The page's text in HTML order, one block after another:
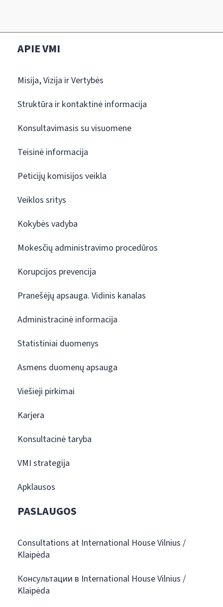
APIE VMI
Misija, Vizija ir Vertybės
Struktūra ir kontaktinė informacija
Konsultavimasis su visuomene
Teisinė informacija
Peticijų komisijos veikla
Veiklos sritys
Kokybės vadyba
Mokesčių administravimo procedūros
Korupcijos prevencija
Pranešėjų apsauga. Vidinis kanalas
Administracinė informacija
Statistiniai duomenys
Asmens duomenų apsauga
Viešieji pirkimai
Karjera
Konsultacinė taryba
VMI strategija
Apklausos
PASLAUGOS
Consultations at International House Vilnius /
Klaipėda
Консультации в International House Vilnius /
Klaipėda